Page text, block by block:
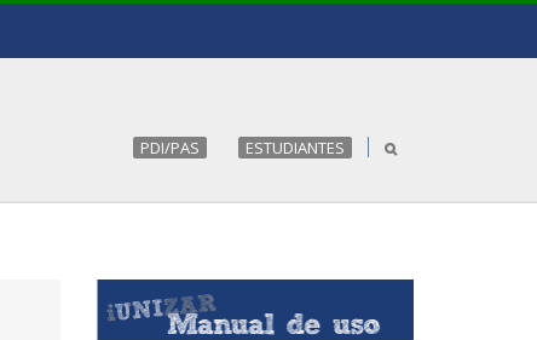
PDI/PAS ESTUDIANTES